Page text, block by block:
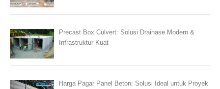
Precast Box Culvert: Solusi Drainase Modern &
Infrastruktur Kuat
Harga Pagar Panel Beton: Solusi Ideal untuk Proyek